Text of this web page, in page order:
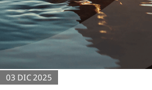
03 DIC 2025